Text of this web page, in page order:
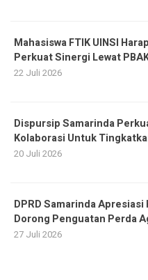
Mahasiswa FTIK UINSI
Perkuat Sinergi Lewat
22 Juli 2026
Dispursip Samarinda
Kolaborasi Untuk
20 Juli 2026
DPRD Samarinda
Dorong Penguatan Perda
27 Juli 2026